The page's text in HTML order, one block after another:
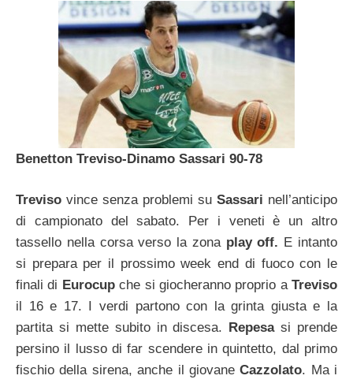
Benetton Treviso-Dinamo Sassari 90-78
Treviso vince senza problemi su Sassari nell’anticipo
di campionato del sabato. Per i veneti è un altro
tassello nella corsa verso la zona play off. E intanto
si prepara per il prossimo week end di fuoco con le
finali di Eurocupche si giocheranno proprio a Treviso
il 16 e 17. I verdi partono con la grinta giusta e la
partita si mette subito in discesa.
Repesasi prende
persino il lusso di far scendere in quintetto, dal primo
fischio della sirena, anche il giovaneCazzolato. Ma i